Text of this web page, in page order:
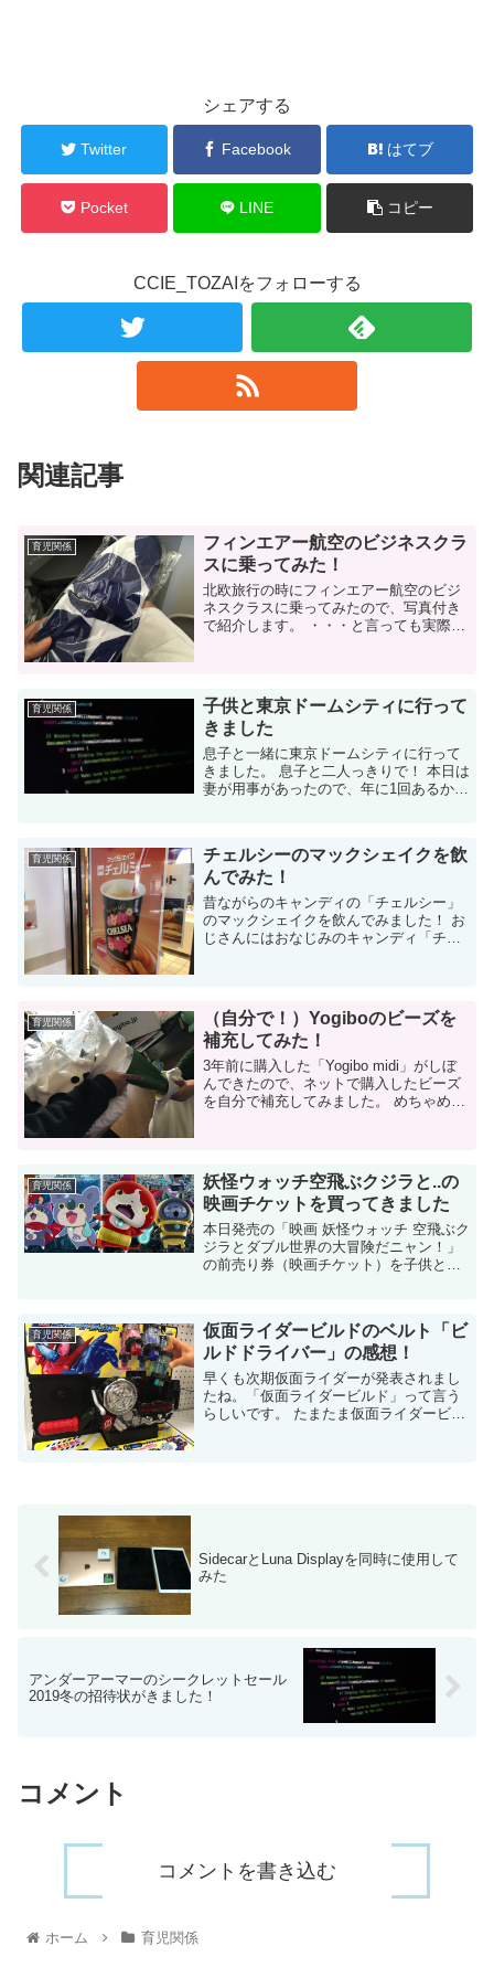
シェアする
Twitter Facebook はてブ
Pocket LINE コピー
CCIE_TOZAIをフォローする
関連記事
育児関係
フィンエアー航空のビジネスクラ
スに乗ってみた！
北欧旅行の時にフィンエアー航空のビジ
ネスクラスに乗ってみたので、写真付き
で紹介します。 ・・・と言っても実際に
育児関係
子供と東京ドームシティに行って
きました
息子と一緒に東京ドームシティに行って
きました。 息子と二人っきりで！ 本日は
妻が用事があったので、年に1回あるかな
育児関係
チェルシーのマックシェイクを飲
んでみた！
昔ながらのキャンディの「チェルシー」
のマックシェイクを飲んでみました！ お
じさんにはおなじみのキャンディ「チェ
合...
育児関係
（自分で！）Yogiboのビーズを
補充してみた！
3年前に購入した「Yogibo midi」がしぼ
んできたので、ネットで購入したビーズ
を自分で補充してみました。 めちゃめち
育児関係
妖怪ウォッチ空飛ぶクジラと..の
映画チケットを買ってきました
本日発売の「映画 妖怪ウォッチ 空飛ぶク
ジラとダブル世界の大冒険だニャン！」
の前売り券（映画チケット）を子供と一
育児関係
仮面ライダービルドのベルト「ビ
ルドドライバー」の感想！
早くも次期仮面ライダーが発表されまし
たね。「仮面ライダービルド」って言う
らしいです。 たまたま仮面ライダービル
SidecarとLuna Displayを同時に使用して
みた
アンダーアーマーのシークレットセール
2019冬の招待状がきました！
コメント
コメントを書き込む
ホーム 育児関係